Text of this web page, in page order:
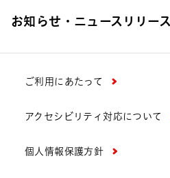
お知らせ・ニュースリリース
ご利用にあたって
アクセシビリティ対応について
個人情報保護方針